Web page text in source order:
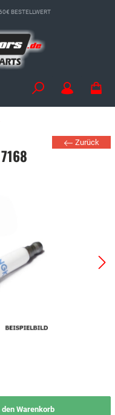
BESTELLWERT
Zurück
den Warenkorb